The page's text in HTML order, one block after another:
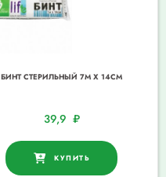
БИНТ СТЕРИЛЬНЫЙ 7М Х 14СМ
39,9 ₽
КУПИТЬ